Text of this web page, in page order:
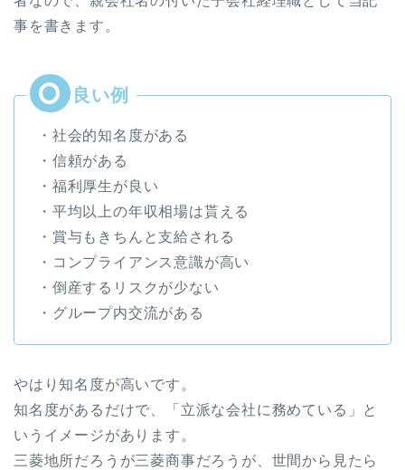
事を書きます。
・社会的知名度がある
・信頼がある
・福利厚生が良い
・平均以上の年収相場は貰える
・賞与もきちんと支給される
・コンプライアンス意識が高い
・倒産するリスクが少ない
・グループ内交流がある
やはり知名度が高いです。
知名度があるだけで、「立派な会社に務めている」と
いうイメージがあります。
三菱地所だろうが三菱商事だろうが、世間から見たら